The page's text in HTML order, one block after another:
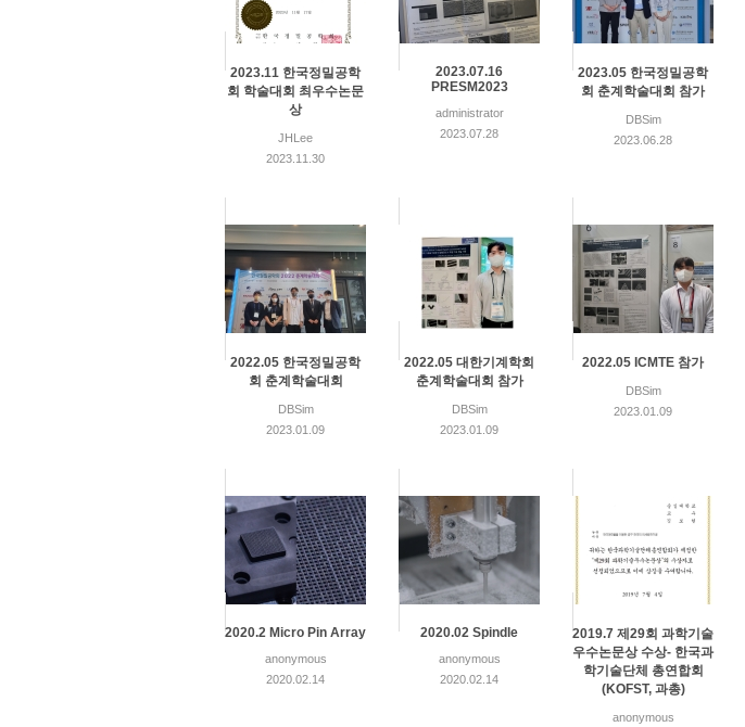
2023.11 한국정밀공학
회 학술대회 최우수논문
상
JHLee
2023.11.30
2023.07.16
PRESM2023
administrator
2023.07.28
2023.05 한국정밀공학
회 춘계학술대회 참가
DBSim
2023.06.28
2022.05 한국정밀공학
회 춘계학술대회
DBSim
2023.01.09
2022.05 대한기계학회
춘계학술대회 참가
DBSim
2023.01.09
2022.05 ICMTE 참가
DBSim
2023.01.09
2020.2 Micro Pin Array
anonymous
2020.02.14
2020.02 Spindle
anonymous
2020.02.14
2019.7 제29회 과학기술
우수논문상 수상- 한국과
학기술단체 총연합회
(KOFST, 과총)
anonymous